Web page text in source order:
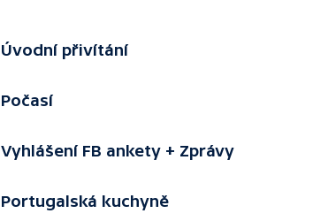
Úvodní přivítání
Počasí
Vyhlášení FB ankety + Zprávy
Portugalská kuchyně